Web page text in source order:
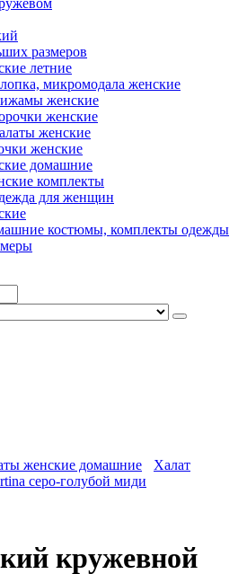
размеров
летние
микромодала женские
женские
женские
женские
женские
домашние
комплекты
для женщин
костюмы, комплекты одежды
женские домашние
Халат
серо-голубой миди
кружевной